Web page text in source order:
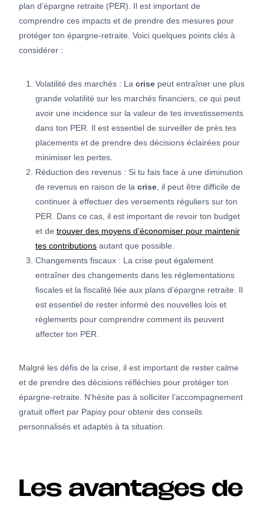
plan d’épargne retraite (PER). Il est important de
comprendre ces impacts et de prendre des mesures pour
protéger ton épargne-retraite. Voici quelques points clés à
considérer :
Volatilité des marchés : La crise peut entraîner une plus
grande volatilité sur les marchés financiers, ce qui peut
avoir une incidence sur la valeur de tes investissements
dans ton PER. Il est essentiel de surveiller de près tes
placements et de prendre des décisions éclairées pour
minimiser les pertes.
Réduction des revenus : Si tu fais face à une diminution
de revenus en raison de la crise , il peut être difficile de
continuer à effectuer des versements réguliers sur ton
PER. Dans ce cas, il est important de revoir ton budget
et de trouver des moyens d’économiser pour maintenir
tes contributions autant que possible.
Changements fiscaux : La crise peut également
entraîner des changements dans les réglementations
fiscales et la fiscalité liée aux plans d’épargne retraite. Il
est essentiel de rester informé des nouvelles lois et
règlements pour comprendre comment ils peuvent
affecter ton PER.
Malgré les défis de la crise, il est important de rester calme
et de prendre des décisions réfléchies pour protéger ton
épargne-retraite. N’hésite pas à solliciter l’accompagnement
gratuit offert par Papisy pour obtenir des conseils
personnalisés et adaptés à ta situation.
Les avantages de